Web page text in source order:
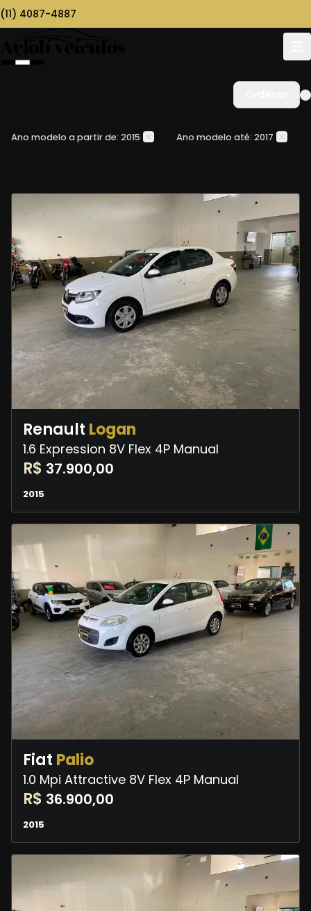
(11) 4087-4887
Ano modelo a partir de: 2015 Ano modelo até: 2017
Renault Logan
1.6 Expression 8V Flex 4P Manual
R$ 37.900,00
2015
Fiat Palio
1.0 Mpi Attractive 8V Flex 4P Manual
R$ 36.900,00
2015